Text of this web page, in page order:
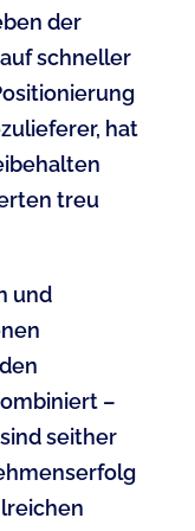
der
schneller
hat
treu
und
–
seither